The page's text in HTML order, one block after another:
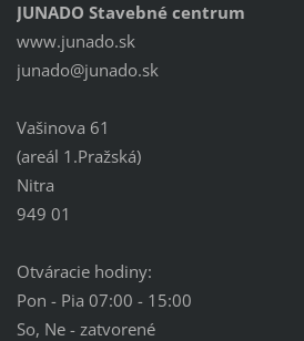
JUNADO Stavebné centrum
www.junado.sk
junado@junado.sk
Vašinova 61
(areál 1.Pražská)
Nitra
949 01
Otváracie hodiny:
Pon - Pia 07:00 - 15:00
So, Ne - zatvorené